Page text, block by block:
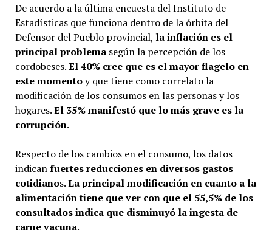
De acuerdo a la última encuesta del Instituto de
Estadísticas que funciona dentro de la órbita del
Defensor del Pueblo provincial, la inflación es el
principal problemasegún la percepción de los
cordobeses.El 40% cree que es el mayor flagelo en
este momentoy que tiene como correlato la
modificación de los consumos en las personas y los
hogares.El 35% manifestó que lo más grave es la
corrupción.
Respecto de los cambios en el consumo, los datos
indicanfuertes reducciones en diversos gastos
cotidianos.La principal modificación en cuanto a la
alimentación tiene que ver con que el 55,5% de los
consultados indica que disminuyó la ingesta de
carne vacuna.